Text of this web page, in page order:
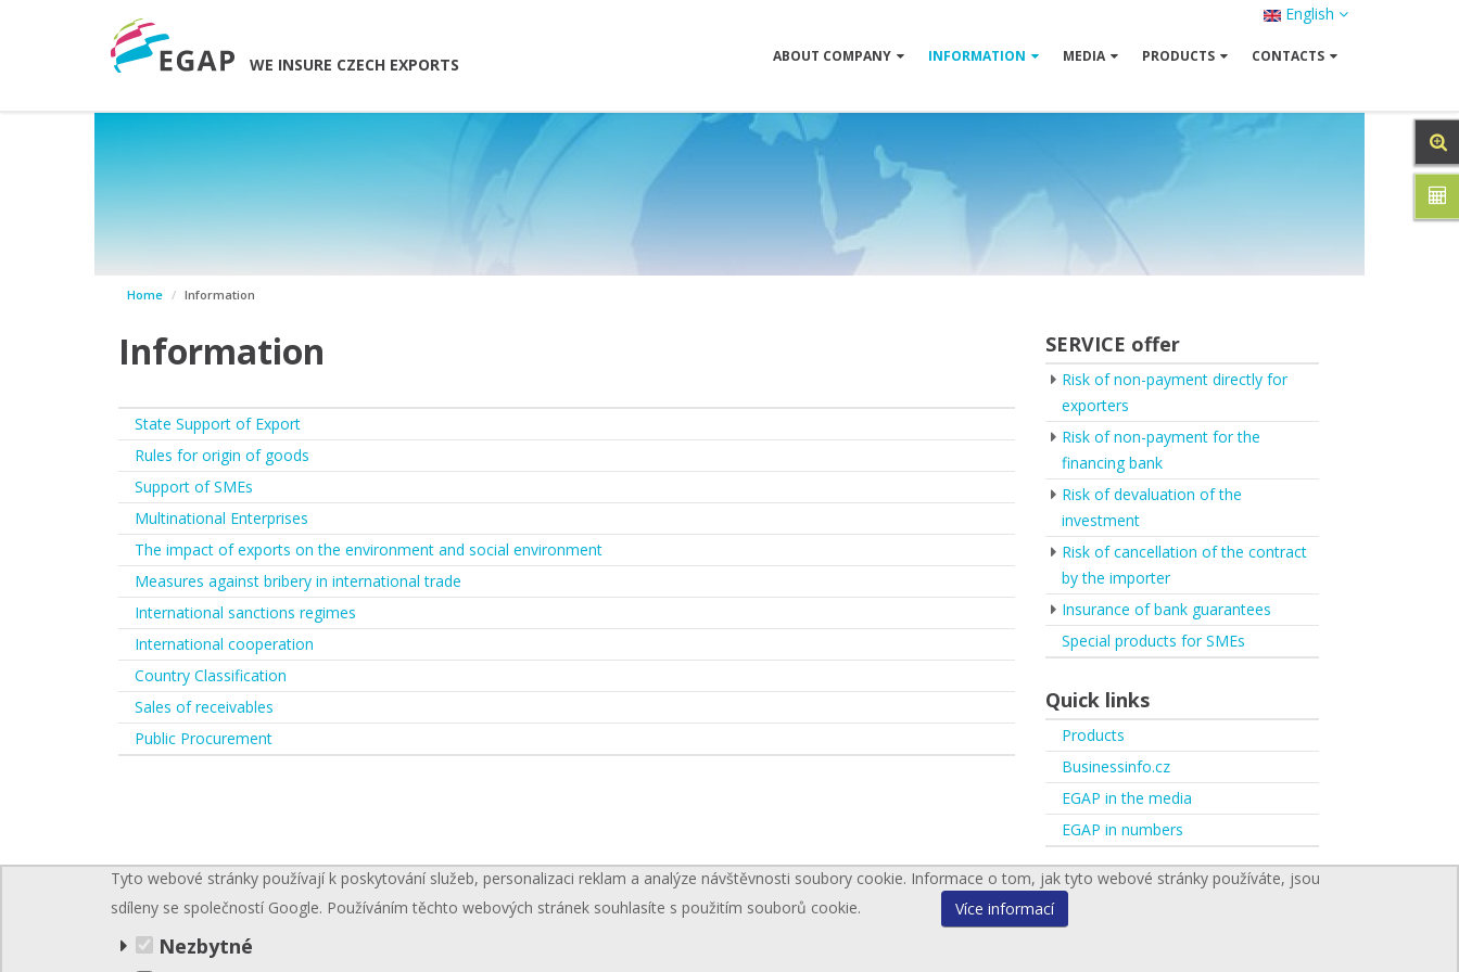
WE INSURE CZECH EXPORTS
English
ABOUT COMPANY INFORMATION MEDIA PRODUCTS CONTACTS
Home Information
Information
State Support of Export
Rules for origin of goods
Support of SMEs
Multinational Enterprises
The impact of exports on the environment and social environment
Measures against bribery in international trade
International sanctions regimes
International cooperation
Country Classification
Sales of receivables
Public Procurement
SERVICE offer
Risk of non-payment directly for
exporters
Risk of non-payment for the
financing bank
Risk of devaluation of the
investment
Risk of cancellation of the contract
by the importer
Insurance of bank guarantees
Special products for SMEs
Quick links
Products
Businessinfo.cz
EGAP in the media
EGAP in numbers
Tyto webové stránky používají k poskytování služeb, personalizaci reklam a analýze návštěvnosti soubory cookie. Informace o tom, jak tyto webové stránky používáte, jsou
sdíleny se společností Google. Používáním těchto webových stránek souhlasíte s použitím souborů cookie.
Více informací
Nezbytné